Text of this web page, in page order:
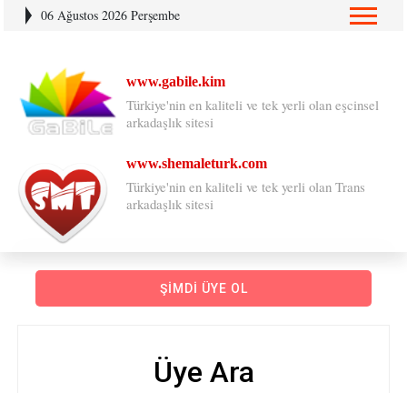
06 Ağustos 2026 Perşembe
www.gabile.kim
Türkiye'nin en kaliteli ve tek yerli olan eşcinsel
arkadaşlık sitesi
www.shemaleturk.com
Türkiye'nin en kaliteli ve tek yerli olan Trans
arkadaşlık sitesi
ŞIMDI ÜYE OL
Üye Ara